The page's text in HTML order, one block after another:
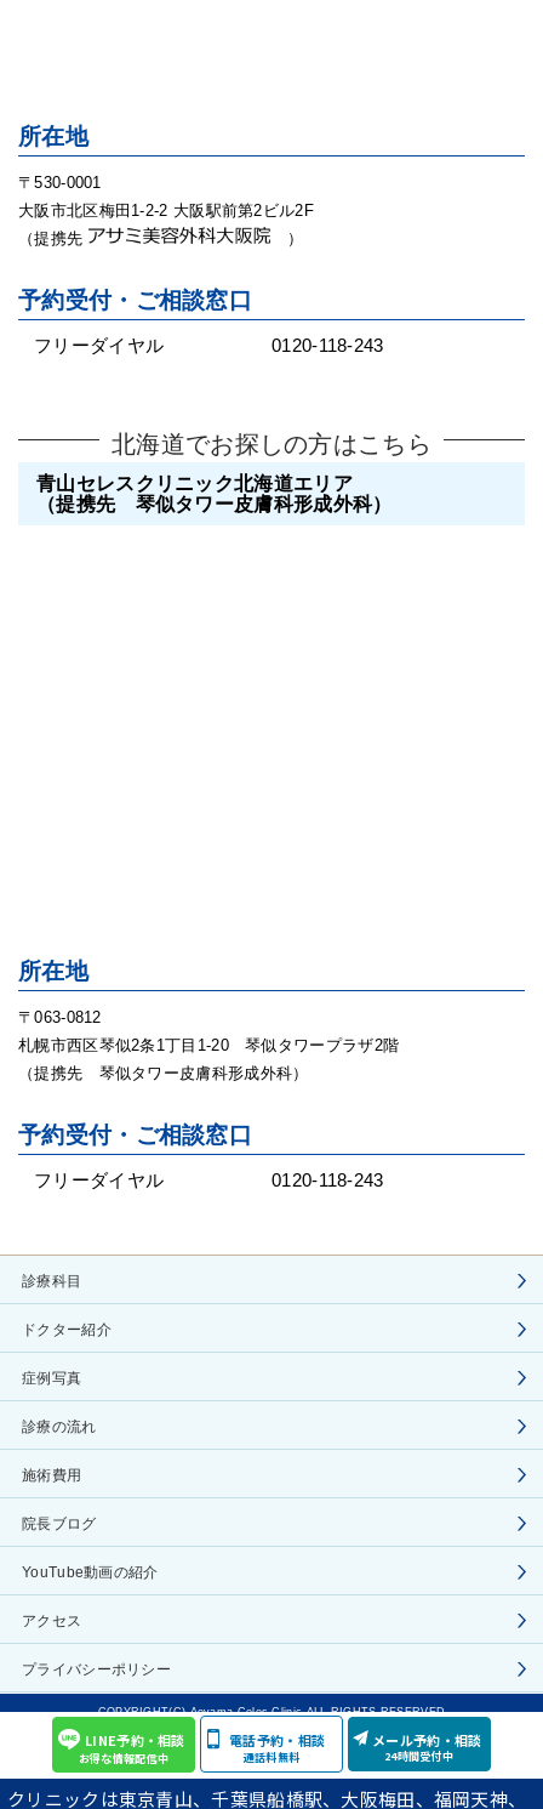
所在地
〒530-0001
大阪市北区梅田1-2-2 大阪駅前第2ビル2F
（提携先
）
予約受付・ご相談窓口
フリーダイヤル 0120-118-243
北海道でお探しの方はこちら
青山セレスクリニック北海道エリア
（提携先 琴似タワー皮膚科形成外科）
所在地
〒063-0812
札幌市西区琴似2条1丁目1-20 琴似タワープラザ2階
（提携先 琴似タワー皮膚科形成外科）
予約受付・ご相談窓口
フリーダイヤル 0120-118-243
診療科目
ドクター紹介
症例写真
診療の流れ
施術費用
院長ブログ
YouTube動画の紹介
アクセス
プライバシーポリシー
COPYRIGHT(C) Aoyama Celes Clinic ALL RIGHTS RESERVED
LINE予約・相談
お得な情報配信中
電話予約・相談
通話料無料
メール予約・相談
24時間受付中
クリニックは東京青山、千葉県船橋駅、大阪梅田、福岡天神、